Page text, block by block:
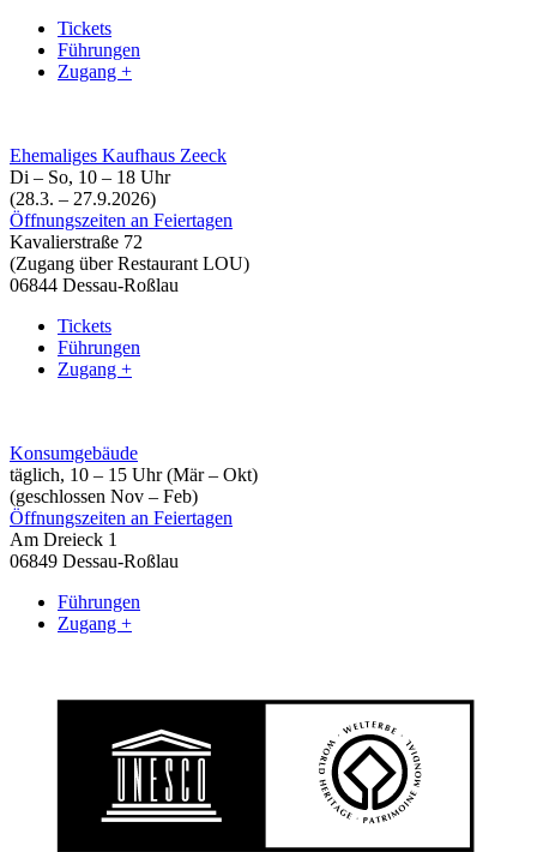
Tickets
Führungen
Zugang +
Ehemaliges Kaufhaus Zeeck
Di – So, 10 – 18 Uhr
(28.3. – 27.9.2026)
Öffnungszeiten an Feiertagen
Kavalierstraße 72
(Zugang über Restaurant LOU)
06844 Dessau-Roßlau
Tickets
Führungen
Zugang +
Konsumgebäude
täglich, 10 – 15 Uhr (Mär – Okt)
(geschlossen Nov – Feb)
Öffnungszeiten an Feiertagen
Am Dreieck 1
06849 Dessau-Roßlau
Führungen
Zugang +